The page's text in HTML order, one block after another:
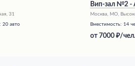
31
20 авто
Вип-зал №2 -
Москва, МО,
Вместимость: 14
от 7000 /чел.